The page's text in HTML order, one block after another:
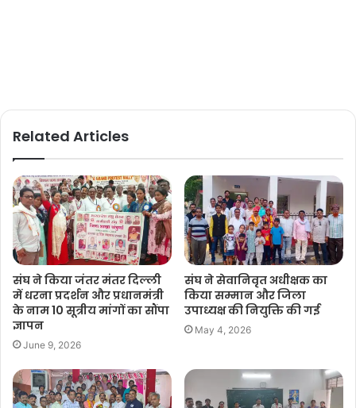
Related Articles
संघ ने किया जंतर मंतर दिल्ली
में धरना प्रदर्शन और प्रधानमंत्री
के नाम 10 सूत्रीय मांगों का सौंपा
ज्ञापन
June 9, 2026
संघ ने सेवानिवृत अधीक्षक का
किया सम्मान और जिला
उपाध्यक्ष की नियुक्ति की गई
May 4, 2026